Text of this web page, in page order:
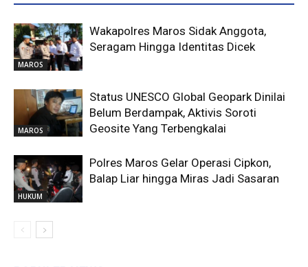
MAROS
Wakapolres Maros Sidak Anggota,
Seragam Hingga Identitas Dicek
MAROS
Status UNESCO Global Geopark Dinilai
Belum Berdampak, Aktivis Soroti
Geosite Yang Terbengkalai
HUKUM
Polres Maros Gelar Operasi Cipkon,
Balap Liar hingga Miras Jadi Sasaran